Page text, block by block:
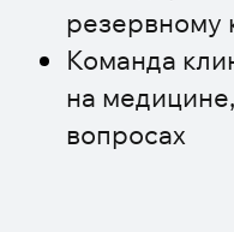
резервному
Команда
на
вопросах